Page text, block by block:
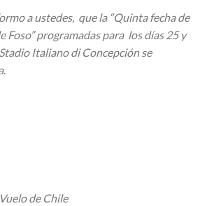
a ustedes, que la “Quinta fecha de
Foso” programadas para los días 25 y
Italiano di Concepción se
de Chile